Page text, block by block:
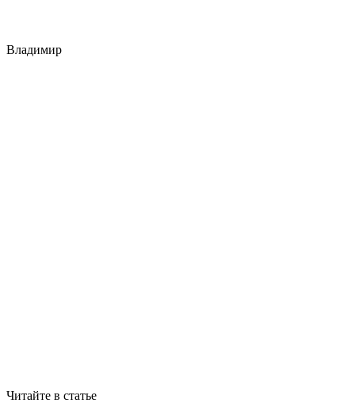
Владимир
Читайте в статье